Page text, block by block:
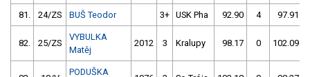
81. 24/ZS BUŠ Teodor 3+ USK Pha 92.90 4 97.91
82. 25/ZS
VYBULKA
Matěj
2012 3 Kralupy 98.17 0 102.09
PODUŠKA